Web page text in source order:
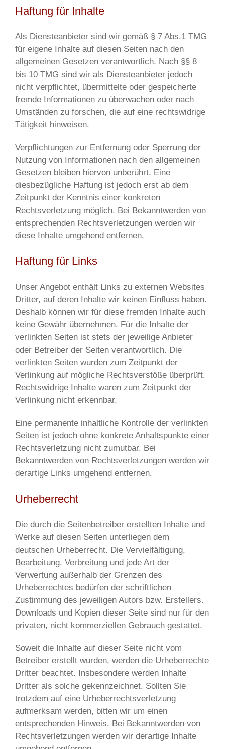
Haftung für Inhalte
Als Diensteanbieter sind wir gemäß § 7 Abs.1 TMG
für eigene Inhalte auf diesen Seiten nach den
allgemeinen Gesetzen verantwortlich. Nach §§ 8
bis 10 TMG sind wir als Diensteanbieter jedoch
nicht verpflichtet, übermittelte oder gespeicherte
fremde Informationen zu überwachen oder nach
Umständen zu forschen, die auf eine rechtswidrige
Tätigkeit hinweisen.
Verpflichtungen zur Entfernung oder Sperrung der
Nutzung von Informationen nach den allgemeinen
Gesetzen bleiben hiervon unberührt. Eine
diesbezügliche Haftung ist jedoch erst ab dem
Zeitpunkt der Kenntnis einer konkreten
Rechtsverletzung möglich. Bei Bekanntwerden von
entsprechenden Rechtsverletzungen werden wir
diese Inhalte umgehend entfernen.
Haftung für Links
Unser Angebot enthält Links zu externen Websites
Dritter, auf deren Inhalte wir keinen Einfluss haben.
Deshalb können wir für diese fremden Inhalte auch
keine Gewähr übernehmen. Für die Inhalte der
verlinkten Seiten ist stets der jeweilige Anbieter
oder Betreiber der Seiten verantwortlich. Die
verlinkten Seiten wurden zum Zeitpunkt der
Verlinkung auf mögliche Rechtsverstöße überprüft.
Rechtswidrige Inhalte waren zum Zeitpunkt der
Verlinkung nicht erkennbar.
Eine permanente inhaltliche Kontrolle der verlinkten
Seiten ist jedoch ohne konkrete Anhaltspunkte einer
Rechtsverletzung nicht zumutbar. Bei
Bekanntwerden von Rechtsverletzungen werden wir
derartige Links umgehend entfernen.
Urheberrecht
Die durch die Seitenbetreiber erstellten Inhalte und
Werke auf diesen Seiten unterliegen dem
deutschen Urheberrecht. Die Vervielfältigung,
Bearbeitung, Verbreitung und jede Art der
Verwertung außerhalb der Grenzen des
Urheberrechtes bedürfen der schriftlichen
Zustimmung des jeweiligen Autors bzw. Erstellers.
Downloads und Kopien dieser Seite sind nur für den
privaten, nicht kommerziellen Gebrauch gestattet.
Soweit die Inhalte auf dieser Seite nicht vom
Betreiber erstellt wurden, werden die Urheberrechte
Dritter beachtet. Insbesondere werden Inhalte
Dritter als solche gekennzeichnet. Sollten Sie
trotzdem auf eine Urheberrechtsverletzung
aufmerksam werden, bitten wir um einen
entsprechenden Hinweis. Bei Bekanntwerden von
Rechtsverletzungen werden wir derartige Inhalte